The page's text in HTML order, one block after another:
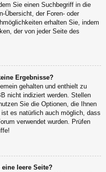
Sie einen Suchbegriff in die
Übersicht, der Foren- oder
erhalten Sie, indem
der von jeder Seite des
Ergebnisse?
gehalten und enthielt zu
nicht indiziert werden. Stellen
Sie die Optionen, die Ihnen
es natürlich auch möglich, dass
verwendet wurden. Prüfen
leere Seite?